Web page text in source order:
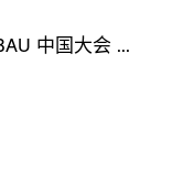
中国大会